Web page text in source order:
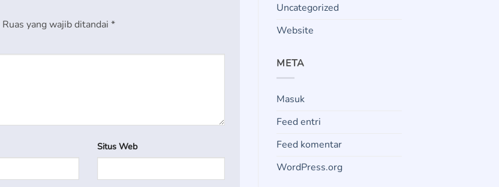
Ruas yang wajib ditandai *
Situs Web
Uncategorized
Website
META
Masuk
Feed entri
Feed komentar
WordPress.org